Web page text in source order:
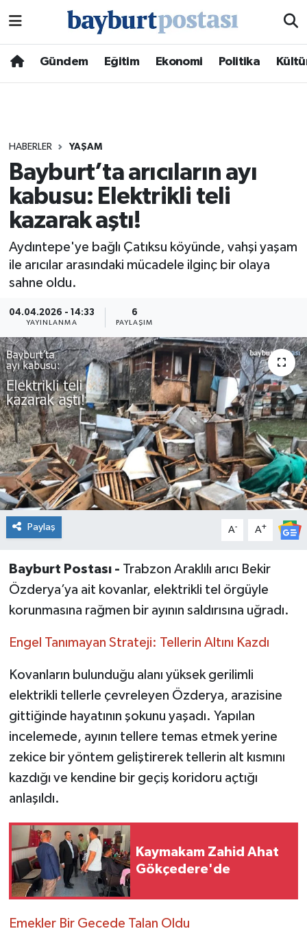
Gündem Eğitim Ekonomi Politika
HABERLER YAŞAM
Bayburt’ta arıcıların ayı
kabusu: Elektrikli teli
kazarak aştı!
Aydıntepe'ye bağlı Çatıksu köyünde, vahşi yaşam
ile arıcılar arasındaki mücadele ilginç bir olaya
sahne oldu.
04.04.2026 - 14:33
YAYINLANMA
6
PAYLAŞIM
Paylaş A- A+
Bayburt Postası - Trabzon Araklılı arıcı Bekir
Özderya’ya ait kovanlar, elektrikli tel örgüyle
korunmasına rağmen bir ayının saldırısına uğradı.
Engel Tanımayan Strateji: Tellerin Altını Kazdı
Kovanların bulunduğu alanı yüksek gerilimli
elektrikli tellerle çevreleyen Özderya, arazisine
gittiğinde hayatının şokunu yaşadı. Yapılan
incelemede, ayının tellere temas etmek yerine
zekice bir yöntem geliştirerek tellerin alt kısmını
kazdığı ve kendine bir geçiş koridoru açtığı
anlaşıldı.
Kaymakam Zahid Ahat
Gökçedere'de
Emekler Bir Gecede Talan Oldu
Hava Durumu
Süper Lig Puan Durumu ve Fikstür
Tüm Manşetler
Son Dakika Haberleri